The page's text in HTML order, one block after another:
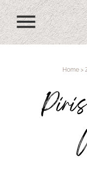
menu
Home >